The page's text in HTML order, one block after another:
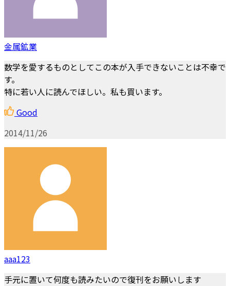
金属鉱業
数学を愛するものとしてこの本が入手できないことは不幸で
す。
特に若い人に読んでほしい。私も買います。
Good
2014/11/26
aaa123
手元に置いて何度も読みたいので復刊をお願いします